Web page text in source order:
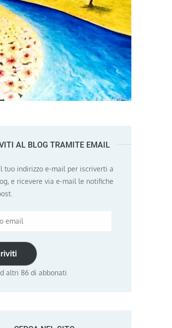
AL BLOG TRAMITE EMAIL
tuo indirizzo e-mail per iscriverti a
e ricevere via e-mail le notifiche
altri 86 di abbonati